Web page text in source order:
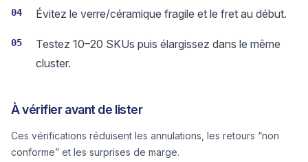
04 Évitez le verre/céramique fragile et le fret au début.
05
Testez 10–20 SKUs puis élargissez dans le même
cluster.
À vérifier avant de lister
Ces vérifications réduisent les annulations, les retours “non
conforme” et les surprises de marge.